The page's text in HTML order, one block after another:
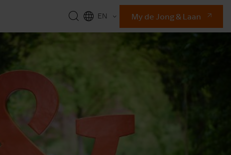
EN
NL
My de Jong & Laan